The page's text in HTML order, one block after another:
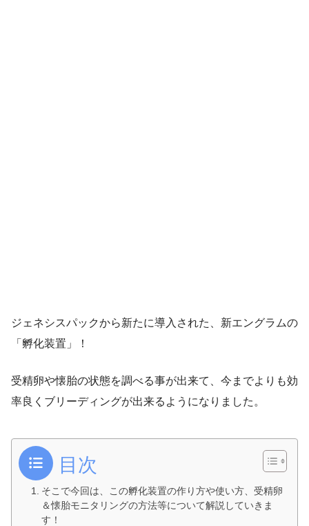
ジェネシスパックから新たに導入された、新エングラムの
「孵化装置」！
受精卵や懐胎の状態を調べる事が出来て、今までよりも効
率良くブリーディングが出来るようになりました。
目次
そこで今回は、この孵化装置の作り方や使い方、受精卵
＆懐胎モニタリングの方法等について解説していきま
す！